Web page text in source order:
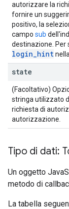
autorizzare la
fornire un
positivo, la
campo sub
destinazione. Per
login_hint
state
(Facoltativo)
stringa utilizzato
richiesta di
autorizzazione.
Tipo di dati:
Un oggetto
metodo di
La tabella